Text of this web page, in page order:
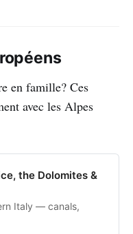
en famille? Ces
avec les Alpes
the Dolomites &
Italy — canals,